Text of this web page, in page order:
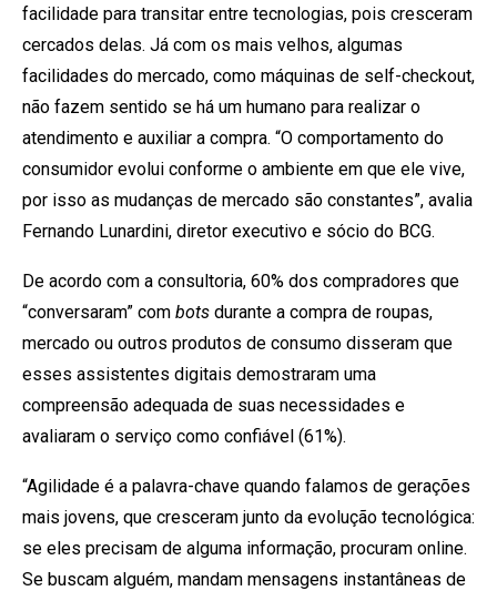
facilidade para transitar entre tecnologias, pois cresceram
cercados delas. Já com os mais velhos, algumas
facilidades do mercado, como máquinas de self-checkout,
não fazem sentido se há um humano para realizar o
atendimento e auxiliar a compra. “O comportamento do
consumidor evolui conforme o ambiente em que ele vive,
por isso as mudanças de mercado são constantes”, avalia
Fernando Lunardini, diretor executivo e sócio do BCG.
De acordo com a consultoria, 60% dos compradores que
“conversaram” com bots durante a compra de roupas,
mercado ou outros produtos de consumo disseram que
esses assistentes digitais demostraram uma
compreensão adequada de suas necessidades e
avaliaram o serviço como confiável (61%).
“Agilidade é a palavra-chave quando falamos de gerações
mais jovens, que cresceram junto da evolução tecnológica:
se eles precisam de alguma informação, procuram online.
Se buscam alguém, mandam mensagens instantâneas de